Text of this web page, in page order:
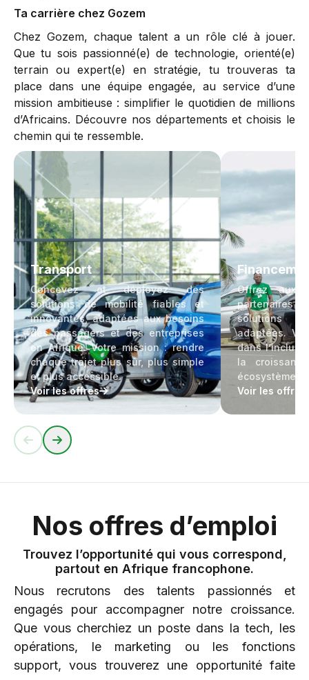
Ta carrière chez Gozem
Chez Gozem, chaque talent a un rôle clé à jouer.
Que tu sois passionné(e) de technologie, orienté(e)
terrain ou expert(e) en stratégie, tu trouveras ta
place dans une équipe engagée, au service d’une
mission ambitieuse : simplifier le quotidien de millions
d’Africains. Découvre nos départements et choisis le
chemin qui te ressemble.
Transport
Concevez et déployez des
solutions de mobilité fiables et
innovantes, adaptées aux besoins
des passagers et des entreprises
en Afrique. Votre mission : rendre
chaque trajet plus sûr, plus simple
et plus accessible.
Voir les offres
Offrez aux
partenaires de
solutions de
adaptées.
dans
la
écosystème.
Voir les offres
Nos offres d’emploi
Trouvez l’opportunité qui vous correspond,
partout en Afrique francophone.
Nous recrutons des talents passionnés et
engagés pour accompagner notre croissance.
Que vous cherchiez un poste dans la tech, les
opérations, le marketing ou les fonctions
support, vous trouverez une opportunité faite